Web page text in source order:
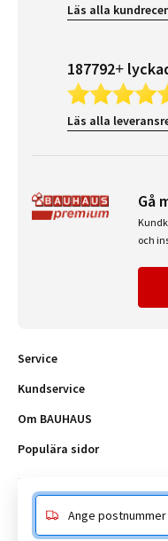
Läs alla
187792+
Läs alla
Gå
och
Service
Kundservice
Om BAUHAUS
Populära sidor
Ange postnummer